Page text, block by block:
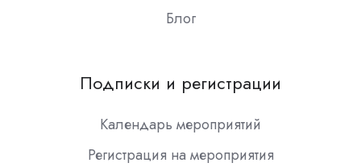
Блог
Подписки и регистрации
Календарь мероприятий
Регистрация на мероприятия